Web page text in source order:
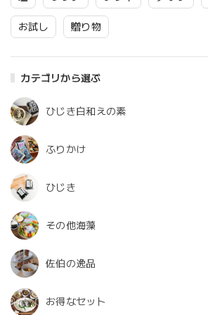
お試し 贈り物
カテゴリから選ぶ
ひじき白和えの素
ふりかけ
ひじき
その他海藻
佐伯の逸品
お得なセット